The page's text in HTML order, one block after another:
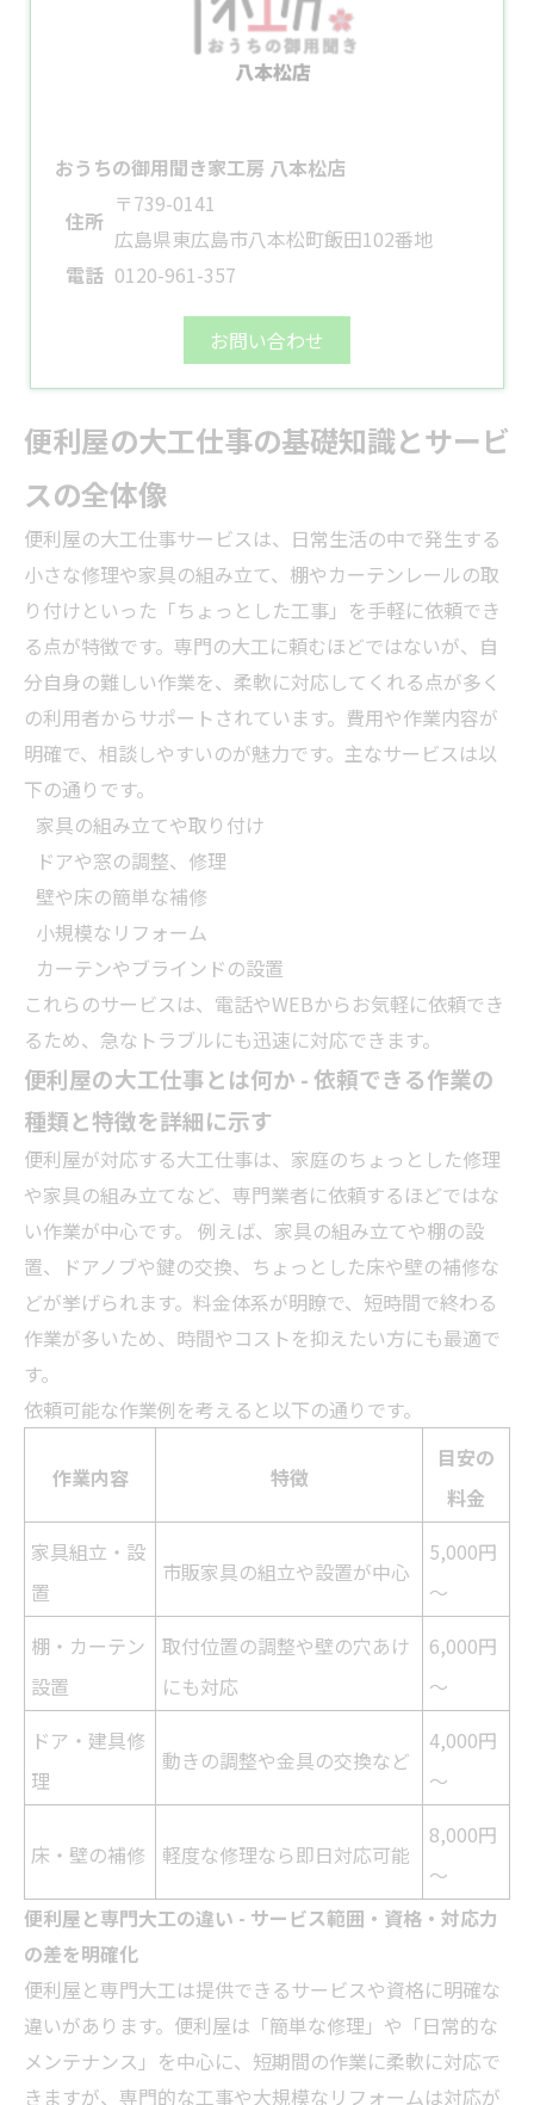
おうちの御用聞き家工房 八本松店
住所
〒739-0141
広島県東広島市八本松町飯田102番地
電話 0120-961-357
お問い合わせ
便利屋の大工仕事の基礎知識とサービ
スの全体像
便利屋の大工仕事サービスは、日常生活の中で発生する
小さな修理や家具の組み立て、棚やカーテンレールの取
り付けといった「ちょっとした工事」を手軽に依頼でき
る点が特徴です。専門の大工に頼むほどではないが、自
分自身の難しい作業を、柔軟に対応してくれる点が多く
の利用者からサポートされています。費用や作業内容が
明確で、相談しやすいのが魅力です。主なサービスは以
下の通りです。
家具の組み立てや取り付け
ドアや窓の調整、修理
壁や床の簡単な補修
小規模な リフォーム
カーテンやブラインドの設置
これらのサービスは、電話やWEBからお気軽に依頼でき
るため、急なトラブルにも迅速に対応できます。
便利屋の大工仕事とは何か - 依頼できる作業の
種類と特徴を詳細に示す
便利屋が対応する大工仕事は、家庭のちょっとした修理
や家具の組み立てなど、専門業者に依頼するほどではな
い作業が中心です。 例えば、家具の組み立てや棚の設
置、ドアノブや鍵の交換、ちょっとした床や壁の補修な
どが挙げられます。料金体系が明瞭で、短時間で終わる
作業が多いため、時間やコストを抑えたい方にも最適で
す。
依頼可能な作業例を考えると以下の通りです。
作業内容 特徴
目安の
料金
家具組立・設
置
市販家具の組立や設置が中心
5,000円
～
棚・カーテン
設置
取付位置の調整や壁の穴あけ
にも対応
6,000円
～
ドア・建具修
理
動きの調整や金具の交換など
4,000円
～
床・壁の補修 軽度な修理なら即日対応可能
8,000円
～
便利屋と専門大工の違い - サービス範囲・資格・対応力
の差を明確化
便利屋と専門大工は提供できるサービスや資格に明確な
違いがあります。便利屋は「簡単な修理」や「日常的な
メンテナンス」を中心に、短期間の作業に柔軟に対応で
きますが、専門的な工事や大規模な リフォームは対応が